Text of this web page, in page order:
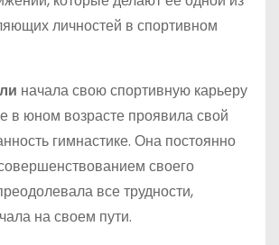
личностей в спортивном
начала свою спортивную карьеру
в юном возрасте проявила свой
гимнастике. Она постоянно
своего
все трудности,
на своем пути.